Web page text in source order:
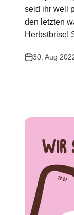
seid ihr well
den letzten
Herbstbrise!
30. Aug